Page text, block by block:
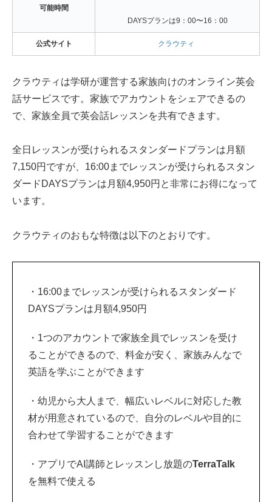
可能時間
DAYSプランは9：00〜16：00
公式サイト クラウティ
クラウティは学研が運営する家族向けのオンライン英会
話サービスです。家族でアカウントをシェアできるの
で、家族全員で英会話レッスンを共有できます。
全日レッスンが受けられるスタンダードプランは月額
7,150円ですが、16:00までレッスンが受けられるスタン
ダードDAYSプランは月額4,950円と非常にお得になって
います。
クラウティのおもな特徴は以下のとおりです。
・16:00までレッスンが受けられるスタンダード
DAYSプランは月額4,950円
・1つのアカウントで家族全員でレッスンを受け
ることができるので、料金が安く、家族みんなで
英語を学ぶことができます
・幼児から大人まで、幅広いレベルに対応した教
材が用意されているので、自分のレベルや目的に
合わせて学習することができます
・アプリでAI講師とレッスンし放題のTerraTalk
を無料で使える